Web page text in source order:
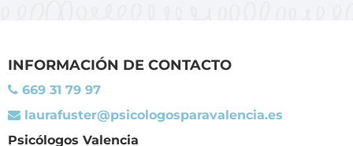
INFORMACIÓN DE CONTACTO
669 31 79 97
laurafuster@psicologosparavalencia.es
Psicólogos Valencia